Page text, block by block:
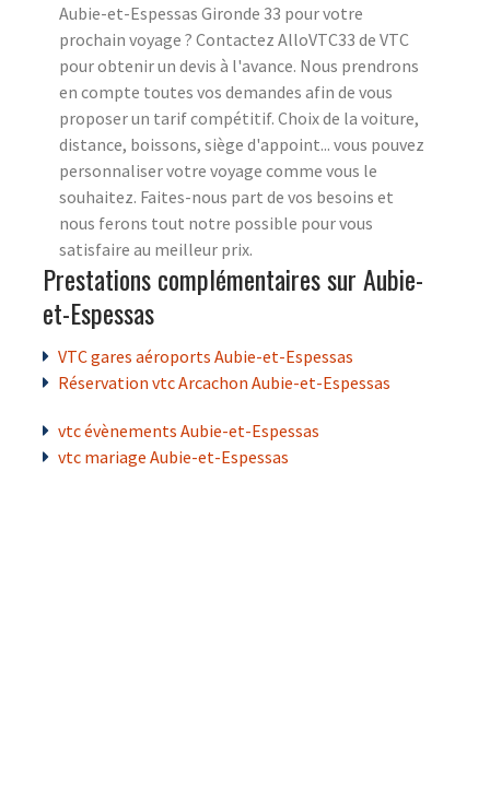
Aubie-et-Espessas Gironde 33 pour votre
prochain voyage ? Contactez AlloVTC33 de VTC
pour obtenir un devis à l'avance. Nous prendrons
en compte toutes vos demandes afin de vous
proposer un tarif compétitif. Choix de la voiture,
distance, boissons, siège d'appoint... vous pouvez
personnaliser votre voyage comme vous le
souhaitez. Faites-nous part de vos besoins et
nous ferons tout notre possible pour vous
satisfaire au meilleur prix.
Prestations complémentaires sur Aubie-
et-Espessas
VTC gares aéroports Aubie-et-Espessas
Réservation vtc Arcachon Aubie-et-Espessas
vtc évènements Aubie-et-Espessas
vtc mariage Aubie-et-Espessas